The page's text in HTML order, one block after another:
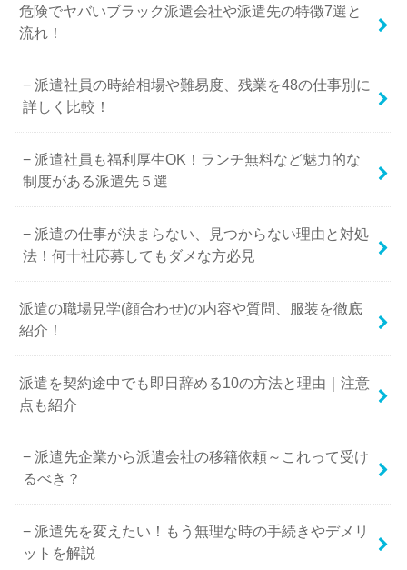
危険でヤバいブラック派遣会社や派遣先の特徴7選と
流れ！
派遣社員の時給相場や難易度、残業を48の仕事別に
詳しく比較！
派遣社員も福利厚生OK！ランチ無料など魅力的な
制度がある派遣先５選
派遣の仕事が決まらない、見つからない理由と対処
法！何十社応募してもダメな方必見
派遣の職場見学(顔合わせ)の内容や質問、服装を徹底
紹介！
派遣を契約途中でも即日辞める10の方法と理由｜注意
点も紹介
派遣先企業から派遣会社の移籍依頼～これって受け
るべき？
派遣先を変えたい！もう無理な時の手続きやデメリ
ットを解説